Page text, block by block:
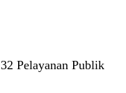
Pelayanan Publik